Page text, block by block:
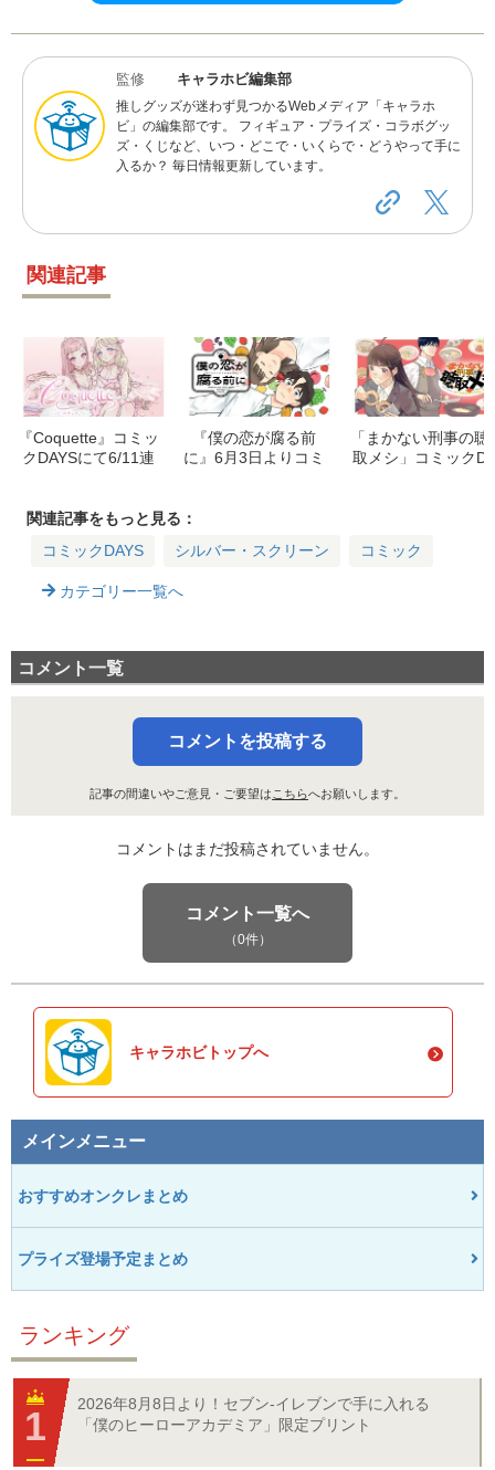
監修 キャラホビ編集部
推しグッズが迷わず見つかるWebメディア「キャラホ
ビ」の編集部です。 フィギュア・プライズ・コラボグッ
ズ・くじなど、いつ・どこで・いくらで・どうやって手に
入るか？ 毎日情報更新しています。
関連記事
『Coquette』コミッ
クDAYSにて6/11連
常に注目
『僕の恋が腐る前
に』6月3日よりコミ
「まかない刑事の聴
取メシ」コミックD
関連記事をもっと見る：
コミックDAYS
シルバー・スクリーン コミック
カテゴリー一覧へ
コメント一覧
コメントを投稿する
記事の間違いやご意見・ご要望は こちらへお願いします。
コメントはまだ投稿されていません。
コメント一覧へ
（0件）
キャラホビトップへ
メインメニュー
おすすめオンクレまとめ
プライズ登場予定まとめ
ランキング
2026年8月8日より！セブン‐イレブンで手に入れる
「僕のヒーローアカデミア」限定プリント